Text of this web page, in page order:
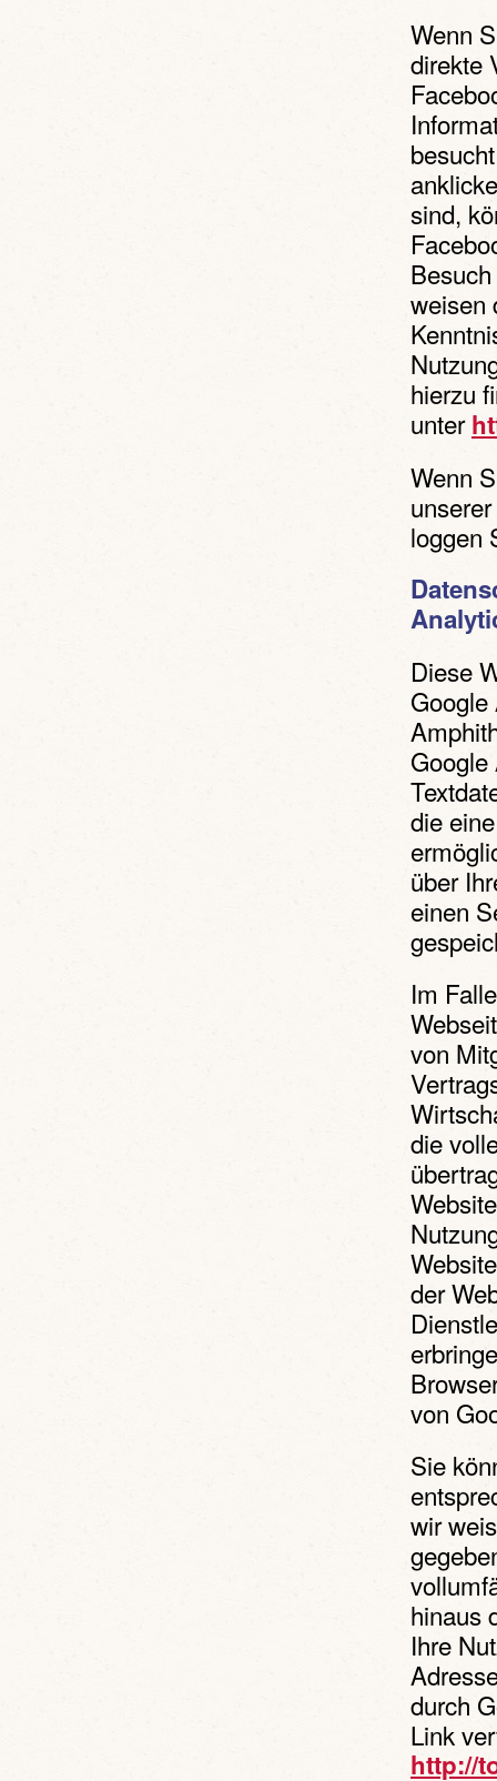
Wenn
direkte
sind,
weisen
hierzu
unter
Wenn
loggen
Diese
Google
die
über
einen
Im
von
die
der
von
Sie
wir
hinaus
Ihre
durch
Link
http://